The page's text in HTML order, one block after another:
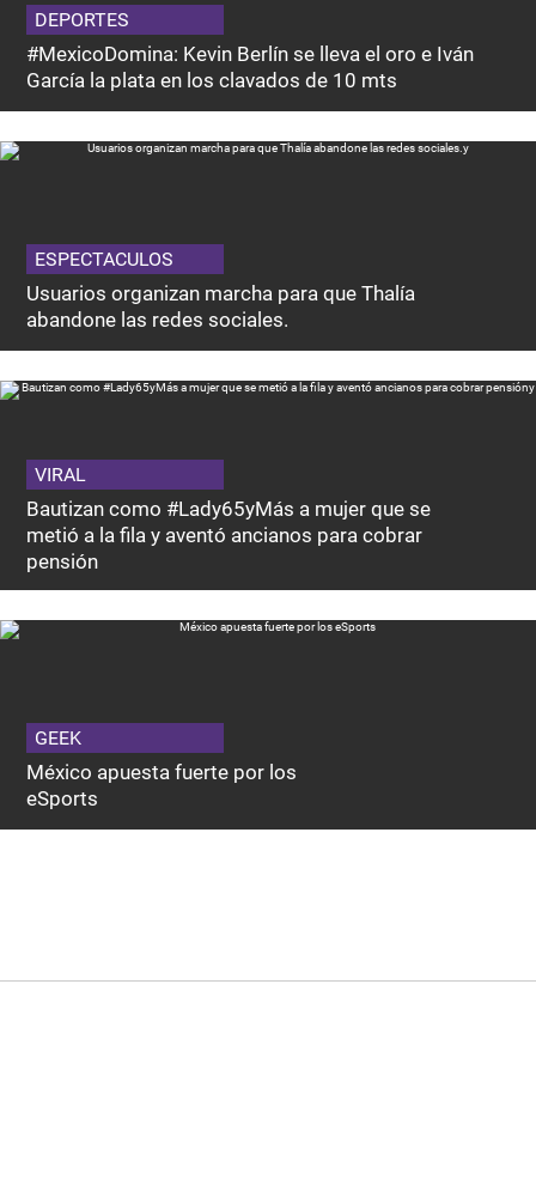
DEPORTES
#MexicoDomina: Kevin Berlín se lleva el oro e Iván
García la plata en los clavados de 10 mts
ESPECTACULOS
Usuarios organizan marcha para que Thalía
abandone las redes sociales.
VIRAL
Bautizan como #Lady65yMás a mujer que se
metió a la fila y aventó ancianos para cobrar
pensión
GEEK
México apuesta fuerte por los
eSports